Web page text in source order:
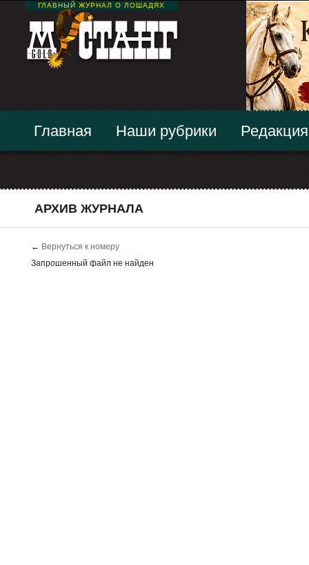
ГЛАВНЫЙ ЖУРНАЛ О ЛОШАДЯХ
Главная Наши рубрики Редакция
АРХИВ ЖУРНАЛА
← Вернуться к номеру
Запрошенный файл не найден